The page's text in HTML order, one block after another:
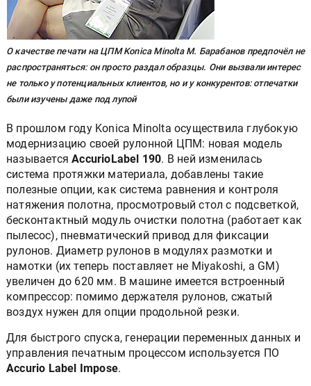
О качестве печати на ЦПМ Konica Minolta М. Барабанов предпочёл не
распространяться: он просто раздал образцы. Они вызвали интерес
не только у потенциальных клиентов, но и у конкурентов: отпечатки
были изучены даже под лупой
В прошлом году Konica Minolta осуществила глубокую
модернизацию своей рулонной ЦПМ: новая модель
называетсяAccurioLabel 190. В ней изменилась
система протяжки материала, добавлены такие
полезные опции, как система равнения и контроля
натяжения полотна, просмотровый стол с подсветкой,
бесконтактный модуль очистки полотна (работает как
пылесос), пневматический привод для фиксации
рулонов. Диаметр рулонов в модулях размотки и
намотки (их теперь поставляет не Miyakoshi, a GM)
увеличен до 620 мм. В машине имеется встроенный
компрессор: помимо держателя рулонов, сжатый
воздух нужен для опции продольной резки.
Для быстрого спуска, генерации переменных данных и
управления печатным процессом используется ПО
Accurio Label Impose.